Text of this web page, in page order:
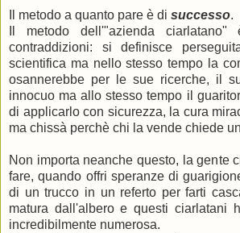
Il metodo a quanto pare è di successo.
Il metodo dell'"azienda
contraddizioni: si definisce
scientifica ma nello stesso tempo la
osannerebbe per le sue ricerche, il
innocuo ma allo stesso tempo il
di applicarlo con sicurezza, la cura
ma chissà perchè chi la vende chiede
Non importa neanche questo, la gente
fare, quando offri speranze di
di un trucco in un referto per farti
matura dall'albero e questi ciarlatani
incredibilmente numerosa.